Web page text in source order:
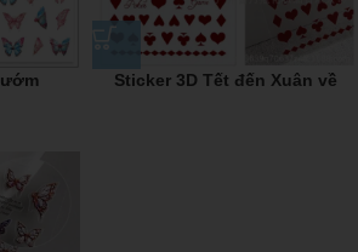
Sticker 3D Tết đến Xuân về